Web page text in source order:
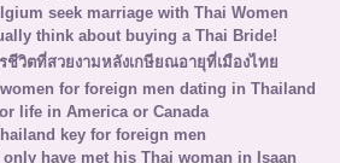
seek marriage with Thai Women
think about buying a Thai Bride!
ชีวิตที่สวยงามหลังเกษียณอายุที่เมืองไทย
for foreign men dating in Thailand
life in America or Canada
key for foreign men
have met his Thai woman in Isaan